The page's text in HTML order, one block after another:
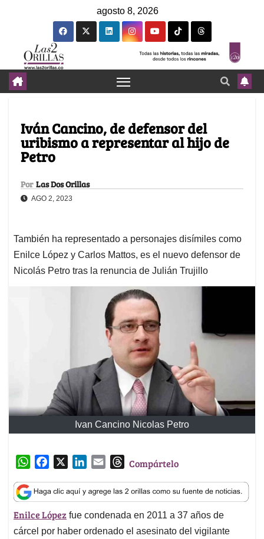
agosto 8, 2026
Iván Cancino, de defensor del
uribismo a representar al hijo de
Petro
Por Las Dos Orillas
AGO 2, 2023
También ha representado a personajes disímiles como
Enilce López y Carlos Mattos, es el nuevo defensor de
Nicolás Petro tras la renuncia de Julián Trujillo
Ivan Cancino Nicolas Petro
W
a
t
s
A
c
e
b
o
n
k
e
d
a
i
l
T
r
e
a
d
Compártelo
Enilce López fue condenada en 2011 a 37 años de
cárcel por haber ordenado el asesinato del vigilante